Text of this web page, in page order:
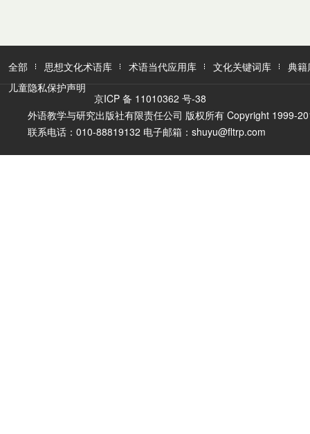
全部 思想文化术语库 术语当代应用库 文化关键词库
典籍
儿童隐私保护声明
京ICP 备 11010362 号-38
外语教学与研究出版社有限责任公司 版权所有 Copyright 1999-
联系电话：010-88819132 电子邮箱：shuyu@fltrp.com